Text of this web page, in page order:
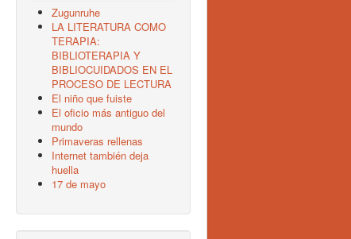
Zugunruhe
LA LITERATURA COMO
TERAPIA:
BIBLIOTERAPIA Y
BIBLIOCUIDADOS EN EL
PROCESO DE LECTURA
El niño que fuiste
El oficio más antiguo del
mundo
Primaveras rellenas
Internet también deja
huella
17 de mayo